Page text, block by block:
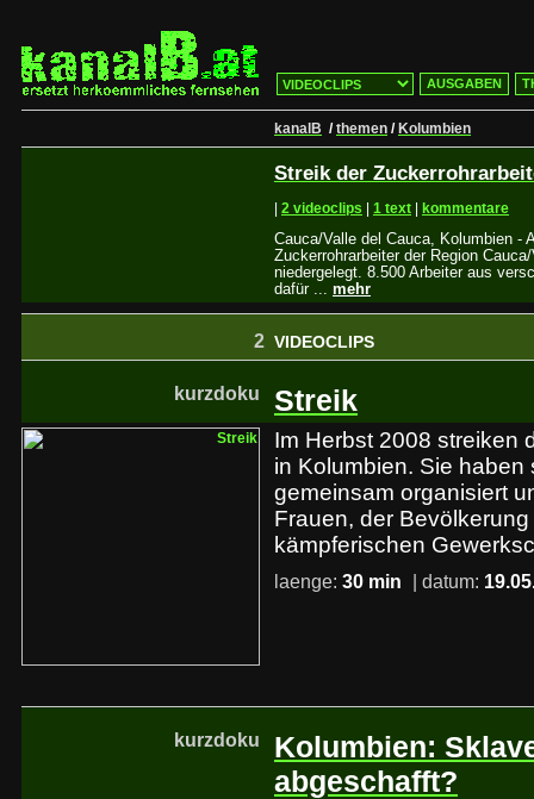
AUSGABEN
kanalB /themen / Kolumbien
Streik der
2 videoclips 1 text
kommentare
Cauca/Valle del Cauca, Kolumbien -
Zuckerrohrarbeiter der Region
niedergelegt. 8.500 Arbeiter aus
dafür ... mehr
2 VIDEOCLIPS
kurzdoku Streik
Im Herbst 2008 streiken
in Kolumbien. Sie haben
gemeinsam organisiert
Frauen, der
kämpferischen
laenge: 30 min | datum:
kurzdoku
Kolumbien:
abgeschafft?